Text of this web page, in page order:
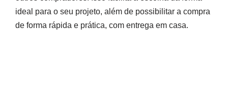
ideal para o seu projeto, além de possibilitar a compra
de forma rápida e prática, com entrega em casa.